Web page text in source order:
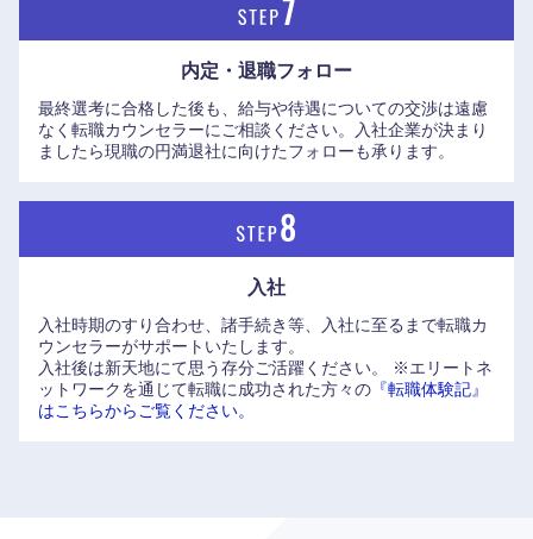
内定・退職フォロー
最終選考に合格した後も、給与や待遇についての交渉は遠慮
なく転職カウンセラーにご相談ください。入社企業が決まり
ましたら現職の円満退社に向けたフォローも承ります。
入社
入社時期のすり合わせ、諸手続き等、入社に至るまで転職カ
ウンセラーがサポートいたします。
入社後は新天地にて思う存分ご活躍ください。
※エリートネ
ットワークを通じて転職に成功された方々の 『転職体験記』
はこちらからご覧ください。
宮崎県
鹿児島県 沖縄県